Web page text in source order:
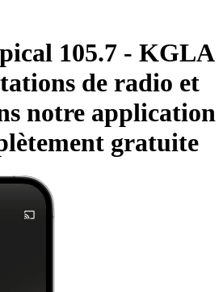
105.7 - KGLA
de radio et
notre application
gratuite